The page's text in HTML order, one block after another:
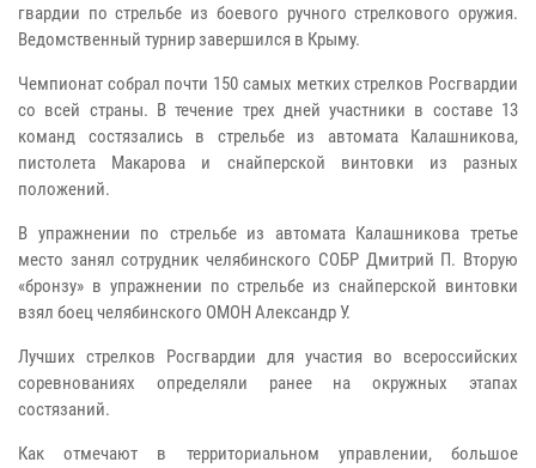
гвардии по стрельбе из боевого ручного стрелкового оружия.
Ведомственный турнир завершился в Крыму.
Чемпионат собрал почти 150 самых метких стрелков Росгвардии
со всей страны. В течение трех дней участники в составе 13
команд состязались в стрельбе из автомата Калашникова,
пистолета Макарова и снайперской винтовки из разных
положений.
В упражнении по стрельбе из автомата Калашникова третье
место занял сотрудник челябинского СОБР Дмитрий П. Вторую
«бронзу» в упражнении по стрельбе из снайперской винтовки
взял боец челябинского ОМОН Александр У.
Лучших стрелков Росгвардии для участия во всероссийских
соревнованиях определяли ранее на окружных этапах
состязаний.
Как отмечают в территориальном управлении, большое